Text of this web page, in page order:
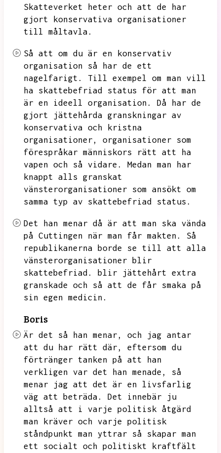
Skatteverket heter och att de har
gjort konservativa organisationer
till måltavla.
Så att om du är en konservativ
organisation så har de ett
nagelfarigt.
Till exempel om man vill
ha skattebefriad status för att man
är en ideell organisation.
Då har de
gjort jättehårda granskningar av
konservativa och kristna
organisationer,
organisationer som
förespråkar människors rätt att ha
vapen och så vidare.
Medan man har
knappt alls granskat
vänsterorganisationer som ansökt om
samma typ av skattebefriad status.
Det han menar då är att man ska vända
på Cuttingen när man får makten.
Så
republikanerna borde se till att alla
vänsterorganisationer blir
skattebefriad.
blir jättehårt extra
granskade och så att de får smaka på
sin egen medicin.
Boris
Är det så han menar,
och jag antar
att du har rätt där,
eftersom du
förtränger tanken på att han
verkligen var det han menade,
så
menar jag att det är en livsfarlig
väg att beträda.
Det innebär ju
alltså att i varje politisk åtgärd
man kräver och varje politisk
ståndpunkt man yttrar så skapar man
ett socialt och politiskt kraftfält